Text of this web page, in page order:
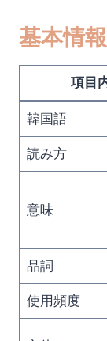
基本情
項目
韓国語
読み方
意味
品詞
使用頻度